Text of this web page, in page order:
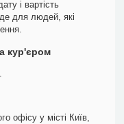
і вартість
для людей, які
кур'єром
офісу у місті Київ,